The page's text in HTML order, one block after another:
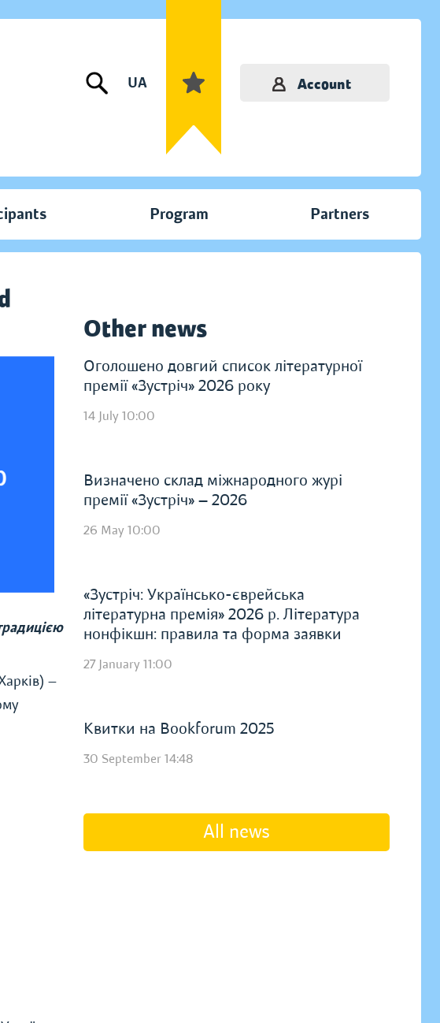
UA Account
Program Partners
Other news
—
Оголошено довгий список літературної
премії «Зустріч» 2026 року
14 July 10:00
Визначено склад міжнародного журі
премії «Зустріч» — 2026
26 May 10:00
«Зустріч: Українсько-єврейська
літературна премія» 2026 р. Література
нонфікшн: правила та форма заявки
27 January 11:00
Квитки на Bookforum 2025
30 September 14:48
All news